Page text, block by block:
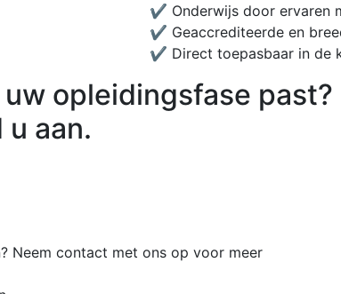
✔️ Onderwijs door ervaren
✔️ Geaccrediteerde en
✔️ Direct toepasbaar in de
opleidingsfase past?
aan.
Neem contact met ons op voor meer